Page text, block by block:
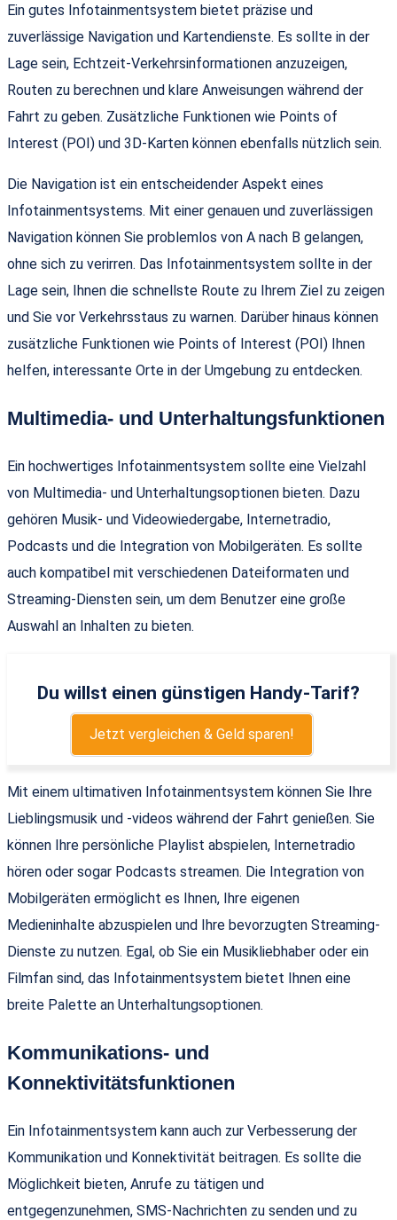
Ein gutes Infotainmentsystem bietet präzise und
zuverlässige Navigation und Kartendienste. Es sollte in der
Lage sein, Echtzeit-Verkehrsinformationen anzuzeigen,
Routen zu berechnen und klare Anweisungen während der
Fahrt zu geben. Zusätzliche Funktionen wie Points of
Interest (POI) und 3D-Karten können ebenfalls nützlich sein.
Die Navigation ist ein entscheidender Aspekt eines
Infotainmentsystems. Mit einer genauen und zuverlässigen
Navigation können Sie problemlos von A nach B gelangen,
ohne sich zu verirren. Das Infotainmentsystem sollte in der
Lage sein, Ihnen die schnellste Route zu Ihrem Ziel zu zeigen
und Sie vor Verkehrsstaus zu warnen. Darüber hinaus können
zusätzliche Funktionen wie Points of Interest (POI) Ihnen
helfen, interessante Orte in der Umgebung zu entdecken.
Multimedia- und Unterhaltungsfunktionen
Ein hochwertiges Infotainmentsystem sollte eine Vielzahl
von Multimedia- und Unterhaltungsoptionen bieten. Dazu
gehören Musik- und Videowiedergabe, Internetradio,
Podcasts und die Integration von Mobilgeräten. Es sollte
auch kompatibel mit verschiedenen Dateiformaten und
Streaming-Diensten sein, um dem Benutzer eine große
Auswahl an Inhalten zu bieten.
Du willst einen günstigen Handy-Tarif?
Jetzt vergleichen & Geld sparen!
Mit einem ultimativen Infotainmentsystem können Sie Ihre
Lieblingsmusik und -videos während der Fahrt genießen. Sie
können Ihre persönliche Playlist abspielen, Internetradio
hören oder sogar Podcasts streamen. Die Integration von
Mobilgeräten ermöglicht es Ihnen, Ihre eigenen
Medieninhalte abzuspielen und Ihre bevorzugten Streaming-
Dienste zu nutzen. Egal, ob Sie ein Musikliebhaber oder ein
Filmfan sind, das Infotainmentsystem bietet Ihnen eine
breite Palette an Unterhaltungsoptionen.
Kommunikations- und
Konnektivitätsfunktionen
Ein Infotainmentsystem kann auch zur Verbesserung der
Kommunikation und Konnektivität beitragen. Es sollte die
Möglichkeit bieten, Anrufe zu tätigen und
entgegenzunehmen, SMS-Nachrichten zu senden und zu